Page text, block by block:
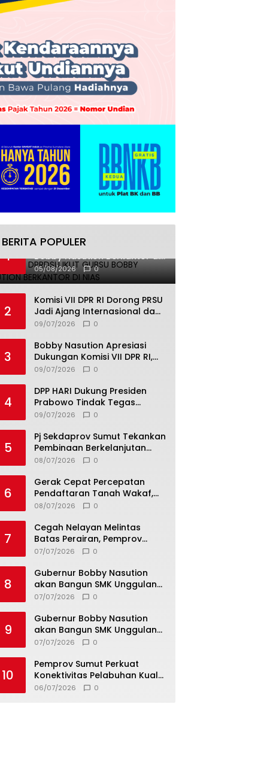
BERITA POPULER
1
Komisi D DPRDSU Ikut Gubsu
Bobby Nasution Berkantor di
Nias
05/08/2026 0
2
Komisi VII DPR RI Dorong PRSU
Jadi Ajang Internasional dan
Pusat Investasi Sumut
09/07/2026 0
3
Bobby Nasution Apresiasi
Dukungan Komisi VII DPR RI,
Dorong PRSU Masuk Kalender
09/07/2026 0
4
DPP HARI Dukung Presiden
Prabowo Tindak Tegas
Pelaku Korupsi Tanpa Tebang
09/07/2026 0
5
Pj Sekdaprov Sumut Tekankan
Pembinaan Berkelanjutan
untuk Lahirkan Generasi
08/07/2026 0
6
Gerak Cepat Percepatan
Pendaftaran Tanah Wakaf,
Kanwil Kemenag Sumut dan
MoU
08/07/2026 0
7
Cegah Nelayan Melintas
Batas Perairan, Pemprov
Sumut Siapkan Tiga Langkah
07/07/2026 0
8
Gubernur Bobby Nasution
akan Bangun SMK Unggulan
Pariwisata Berkonsep
07/07/2026 0
9
Gubernur Bobby Nasution
akan Bangun SMK Unggulan
Pariwisata Berkonsep
07/07/2026 0
10
Pemprov Sumut Perkuat
Konektivitas Pelabuhan Kuala
Tanjung–Penang Port, Dorong
06/07/2026 0